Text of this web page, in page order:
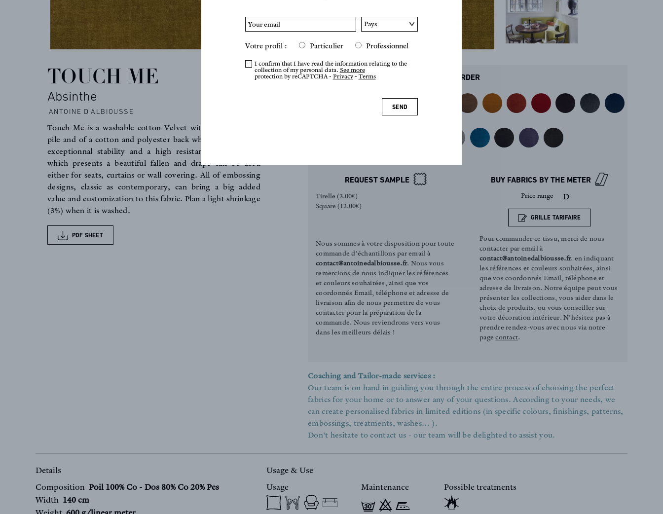
PROFESSIONALS
TOUCH ME
Absinthe
ANTOINE D'ALBIOUSSE
Touch Me is a washable cotton Velvet with a 100% cotton
pile and of a cotton and polyester back which confers it an
exceptionnal stability and a high resistance. This Velvet
which presents a beautiful fallen and drape can be used
either for seats, curtains or wall covering. All of embossing
designs, classic as contemporary, can bring a big added
value and customization to this fabric. Plan a light shrinkage
(3%) when it is washed.
PDF SHEET
ORDER
REQUEST SAMPLE
Tirelle (3.00€)
Square (12.00€)
Nous sommes à votre disposition pour toute
commande d'échantillons par email à
contact@antoinedalbiousse.fr. Nous vous
remercions de nous indiquer les références
et couleurs souhaitées, ainsi que vos
coordonnés Email, téléphone et adresse de
livraison afin de nous permettre de vous
contacter pour la préparation de la
commande. Nous reviendrons vers vous
dans les meilleurs délais !
BUY FABRICS BY THE METER
Price range D
GRILLE TARIFAIRE
Pour commander ce tissu, merci de nous
contacter par email à
contact@antoinedalbiousse.fr. en indiquant
les références et couleurs souhaitées, ainsi
que vos coordonnés Email, téléphone et
adresse de livraison. Notre équipe peut vous
présenter les collections, vous aider dans le
choix de produits, ou vous conseiller sur
votre décoration intérieur. N'hésitez pas à
prendre rendez-vous avec nous via notre
pagecontact.
Coaching and Tailor-made services :
Our team is on hand in guiding you through the entire process of choosing the perfect
fabrics for your home or to answer any of your questions. According to your needs, we
can create personalised fabrics in limited editions (in specific colours, finishings, patterns,
embossings, treatments, washes... ).
Don't hesitate to contact us - our team will be delighted to assist you.
Details
Composition Poil 100% Co - Dos 80% Co 20% Pes
Width 140 cm
Usage & Use
Usage
Maintenance
f 9 n
Possible treatments
Votre profil : Particulier Professionnel
I confirm that I have read the information relating to the
collection of my personal data. See more
protection by reCAPTCHA - Privacy- Terms
SEND